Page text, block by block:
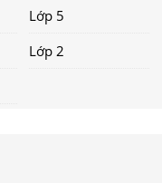
Lớp 5
Lớp 2